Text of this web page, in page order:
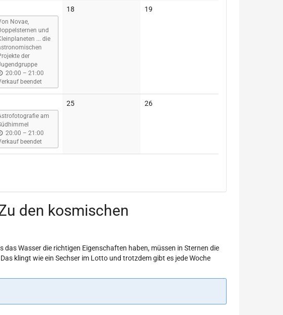
Novae,
und
... die
der
20:00 – b
i
s
21:00
beendet
18 19
am
20:00 – b
i
s
21:00
beendet
25Keine
26Keine
den kosmischen
Wasser die richtigen Eigenschaften haben, müssen in Sternen die
klingt wie ein Sechser im Lotto und trotzdem gibt es jede Woche